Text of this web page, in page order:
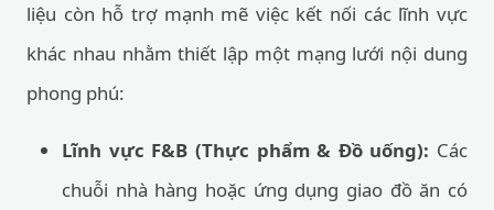
liệu còn hỗ trợ mạnh mẽ việc kết nối các lĩnh vực
khác nhau nhằm thiết lập một mạng lưới nội dung
phong phú:
Lĩnh vực F&B (Thực phẩm & Đồ uống): Các
chuỗi nhà hàng hoặc ứng dụng giao đồ ăn có